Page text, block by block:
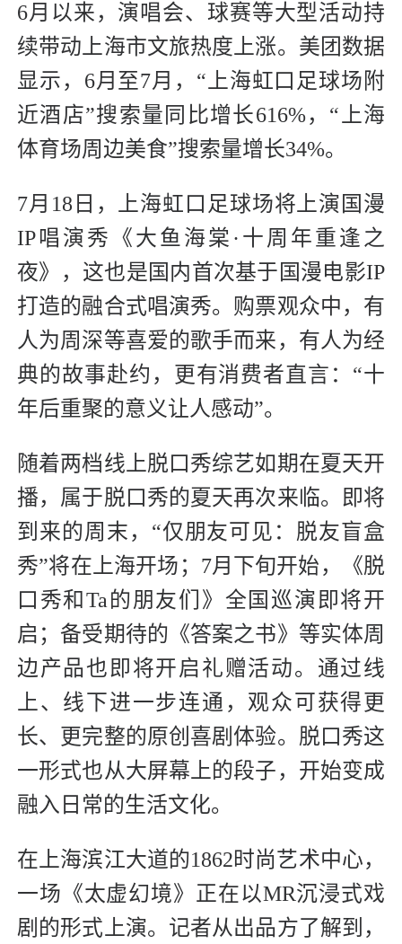
6月以来，演唱会、球赛等大型活动持
续带动上海市文旅热度上涨。美团数据
显示，6月至7月，“上海虹口足球场附
近酒店”搜索量同比增长616%，“上海
体育场周边美食”搜索量增长34%。
7月18日，上海虹口足球场将上演国漫
IP唱演秀《大鱼海棠·十周年重逢之
夜》，这也是国内首次基于国漫电影IP
打造的融合式唱演秀。购票观众中，有
人为周深等喜爱的歌手而来，有人为经
典的故事赴约，更有消费者直言：“十
年后重聚的意义让人感动”。
随着两档线上脱口秀综艺如期在夏天开
播，属于脱口秀的夏天再次来临。即将
到来的周末，“仅朋友可见：脱友盲盒
秀”将在上海开场；7月下旬开始，《脱
口秀和Ta的朋友们》全国巡演即将开
启；备受期待的《答案之书》等实体周
边产品也即将开启礼赠活动。通过线
上、线下进一步连通，观众可获得更
长、更完整的原创喜剧体验。脱口秀这
一形式也从大屏幕上的段子，开始变成
融入日常的生活文化。
在上海滨江大道的1862时尚艺术中心，
一场《太虚幻境》正在以MR沉浸式戏
剧的形式上演。记者从出品方了解到，